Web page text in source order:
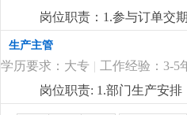
岗位职责：1.参与订单交
表格，按订单交期跟踪物
高中或以上学历；2、有
战；4：月休两天。更详细
生产主管
学历要求：大专 | 工作经验：3-5
岗位职责: 1.部门生产安
耗；4.现场“6s”管理；5.